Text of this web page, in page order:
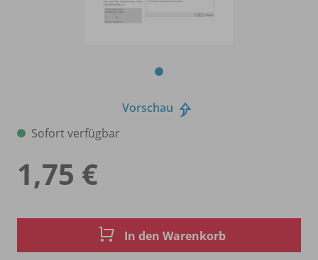
Vorschau
Sofort verfügbar
1,75 €
In den Warenkorb